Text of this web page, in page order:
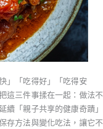
」「吃得好」「吃得安
這三件事揉在一起：做法不
續「親子共享的健康奇蹟」
存方法與變化吃法，讓它不